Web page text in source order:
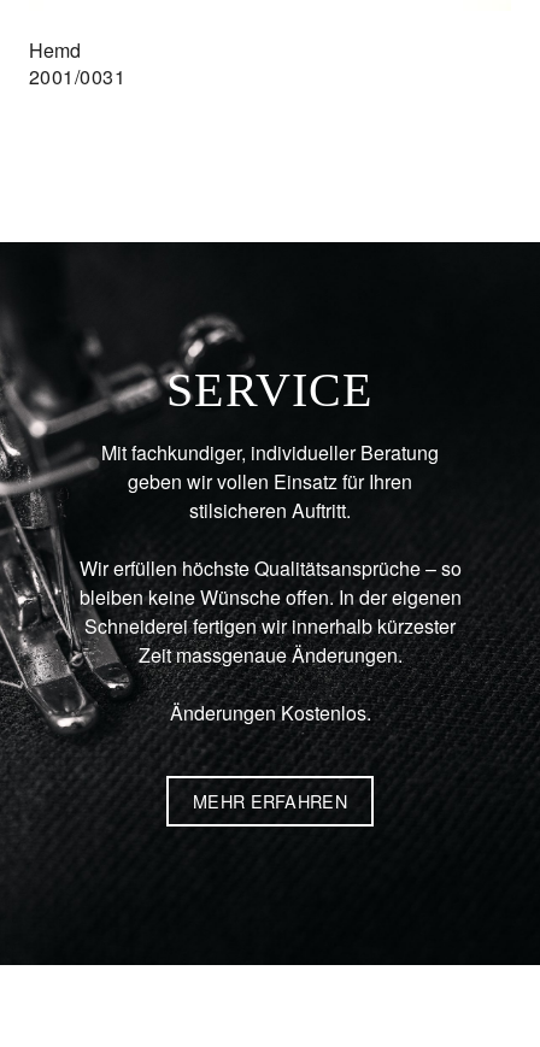
Hemd
2001/0031
SERVICE
Mit fachkundiger, individueller Beratung
geben wir vollen Einsatz für Ihren
stilsicheren Auftritt.
Wir erfüllen höchste Qualitätsansprüche – so
bleiben keine Wünsche offen. In der eigenen
Schneiderei fertigen wir innerhalb kürzester
Zeit massgenaue Änderungen.
Änderungen Kostenlos.
MEHR ERFAHREN